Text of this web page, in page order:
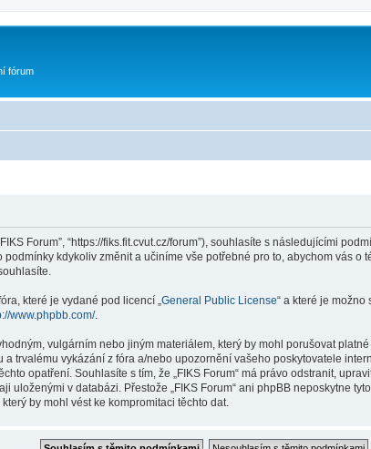
fórum
Forum”, “https://fiks.fit.cvut.cz/forum”), souhlasíte s následujícími
kdykoliv změnit a učiníme vše potřebné pro to, abychom vás o
které je vydané pod licencí „General Public License“ a které je možno
www.phpbb.com/.
vulgárním nebo jiným materiálem, který by mohl porušovat
trvalému vykázání z fóra a/nebo upozornění vašeho poskytovatele
opatření. Souhlasíte s tím, že „FIKS Forum“ má právo odstranit,
v databázi. Přestože „FIKS Forum“ ani phpBB neposkytne
by mohl vést ke kompromitaci těchto dat.